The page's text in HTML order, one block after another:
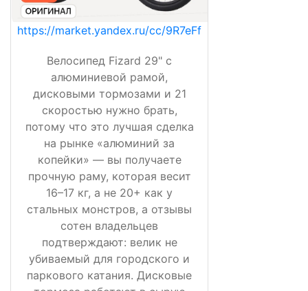
https://market.yandex.ru/cc/9R7eFf
Велосипед Fizard 29" с
алюминиевой рамой,
дисковыми тормозами и 21
скоростью нужно брать,
потому что это лучшая сделка
на рынке «алюминий за
копейки» — вы получаете
прочную раму, которая весит
16–17 кг, а не 20+ как у
стальных монстров, а отзывы
сотен владельцев
подтверждают: велик не
убиваемый для городского и
паркового катания. Дисковые